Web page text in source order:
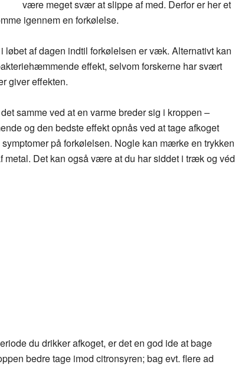
være meget svær at slippe af med. Derfor er her et
igennem en forkølelse.
løbet af dagen indtil forkølelsen er væk. Alternativt kan
effekt, selvom forskerne har svært
giver effekten.
samme ved at en varme breder sig i kroppen –
og den bedste effekt opnås ved at tage afkoget
på forkølelsen. Nogle kan mærke en trykken
metal. Det kan også være at du har siddet i træk og véd
du drikker afkoget, er det en god ide at bage
bedre tage imod citronsyren; bag evt. flere ad